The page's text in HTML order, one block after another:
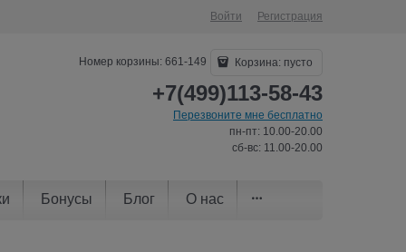
Войти Регистрация
Номер корзины: 661-149 Корзина: пусто
+7(499)113-58-43
Перезвоните мне бесплатно
пн-пт: 10.00-20.00
сб-вс: 11.00-20.00
Бонусы Блог О нас